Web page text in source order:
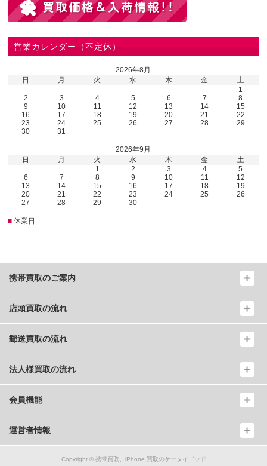
営業カレンダー（不定休）
2026年8月
日
月 火 水 木 金
土
1
2
3 4 5 6 7
8
9
10 11 12 13 14
15
16
17 18 19 20 21
22
23
24 25 26 27 28
29
30
31
2026年9月
日
月 火 水 木 金
土
1
2 3 4
5
6
7 8 9 10 11
12
13
14 15 16 17 18
19
20
21 22 23 24 25
26
27
28 29 30
■ 休業日
携帯買取のご案内
店頭買取の流れ
郵送買取の流れ
法人様買取の流れ
会員機能
運営者情報
Copyright © 携帯買取、iPhone 買取のケータイゴッド